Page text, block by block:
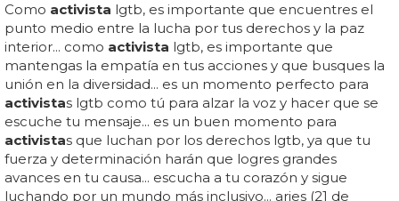
Como activista lgtb, es importante que encuentres el
punto medio entre la lucha por tus derechos y la paz
interior... como activista lgtb, es importante que
mantengas la empatía en tus acciones y que busques la
unión en la diversidad... es un momento perfecto para
activistas lgtb como tú para alzar la voz y hacer que se
escuche tu mensaje... es un buen momento para
activistas que luchan por los derechos lgtb, ya que tu
fuerza y determinación harán que logres grandes
avances en tu causa... escucha a tu corazón y sigue
luchando por un mundo más inclusivo... aries (21 de